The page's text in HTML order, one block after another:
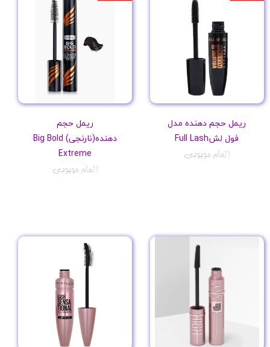
ریمل حجم دهنده مدل
فول لشFull Lash
اتمام موجودی
ریمل حجم
دهنده(نارنجی) Big Bold
Extreme
اتمام موجودی